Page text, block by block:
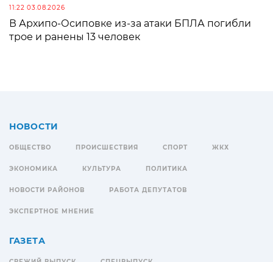
11:22 03.08.2026
В Архипо-Осиповке из-за атаки БПЛА погибли
трое и ранены 13 человек
НОВОСТИ
ОБЩЕСТВО ПРОИСШЕСТВИЯ СПОРТ ЖКХ
ЭКОНОМИКА КУЛЬТУРА ПОЛИТИКА
НОВОСТИ РАЙОНОВ РАБОТА ДЕПУТАТОВ
ЭКСПЕРТНОЕ МНЕНИЕ
ГАЗЕТА